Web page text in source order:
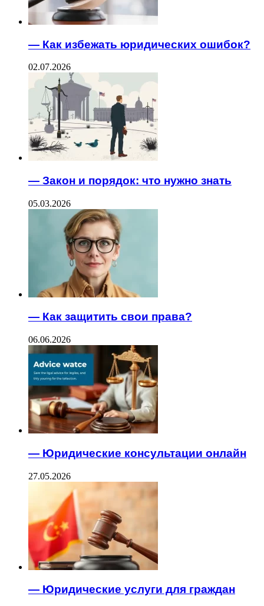
— Как избежать юридических ошибок?
02.07.2026
— Закон и порядок: что нужно знать
05.03.2026
— Как защитить свои права?
06.06.2026
— Юридические консультации онлайн
27.05.2026
— Юридические услуги для граждан